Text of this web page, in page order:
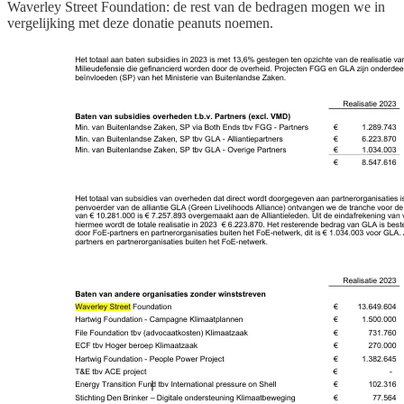
Waverley Street Foundation: de rest van de bedragen mogen we in
vergelijking met deze donatie peanuts noemen.